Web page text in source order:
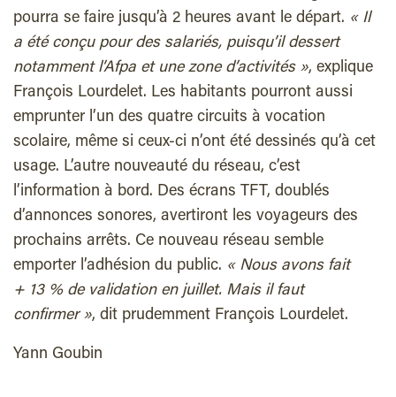
pourra se faire jusqu’à 2 heures avant le départ. « Il
a été conçu pour des salariés, puisqu’il dessert
notamment l’Afpa et une zone d’activités », explique
François Lourdelet. Les habitants pourront aussi
emprunter l’un des quatre circuits à vocation
scolaire, même si ceux-ci n’ont été dessinés qu’à cet
usage. L’autre nouveauté du réseau, c’est
l’information à bord. Des écrans TFT, doublés
d’annonces sonores, avertiront les voyageurs des
prochains arrêts. Ce nouveau réseau semble
emporter l’adhésion du public. « Nous avons fait
+ 13 % de validation en juillet. Mais il faut
confirmer », dit prudemment François Lourdelet.
Yann Goubin